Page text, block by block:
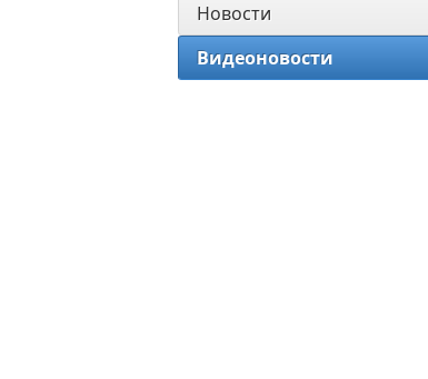
Новости
Видеоновости